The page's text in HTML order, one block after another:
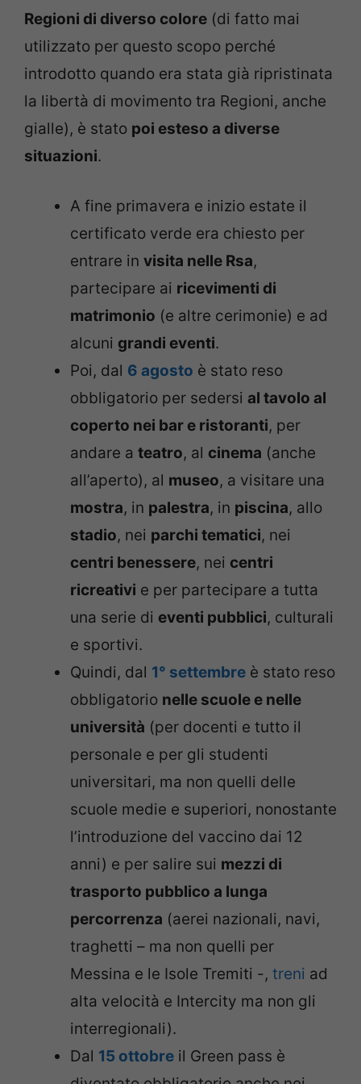
Regioni di diverso colore (di fatto mai
utilizzato per questo scopo perché
introdotto quando era stata già ripristinata
la libertà di movimento tra Regioni, anche
gialle), è stato poi esteso a diverse
situazioni.
A fine primavera e inizio estate il
certificato verde era chiesto per
entrare in visita nelle Rsa,
partecipare ai ricevimenti di
matrimonio (e altre cerimonie) e ad
alcuni grandi eventi.
Poi, dal 6 agosto è stato reso
obbligatorio per sedersi al tavolo al
coperto nei bar e ristoranti, per
andare a teatro, al cinema (anche
all’aperto), al museo, a visitare una
mostra, in palestra, in piscina, allo
stadio, nei parchi tematici, nei
centri benessere, nei centri
ricreativi e per partecipare a tutta
una serie di eventi pubblici, culturali
e sportivi.
Quindi, dal 1° settembre è stato reso
obbligatorio nelle scuole e nelle
università (per docenti e tutto il
personale e per gli studenti
universitari, ma non quelli delle
scuole medie e superiori, nonostante
l’introduzione del vaccino dai 12
anni) e per salire sui mezzi di
trasporto pubblico a lunga
percorrenza (aerei nazionali, navi,
traghetti – ma non quelli per
Messina e le Isole Tremiti -, treni ad
alta velocità e Intercity ma non gli
interregionali).
Dal 15 ottobre il Green pass è